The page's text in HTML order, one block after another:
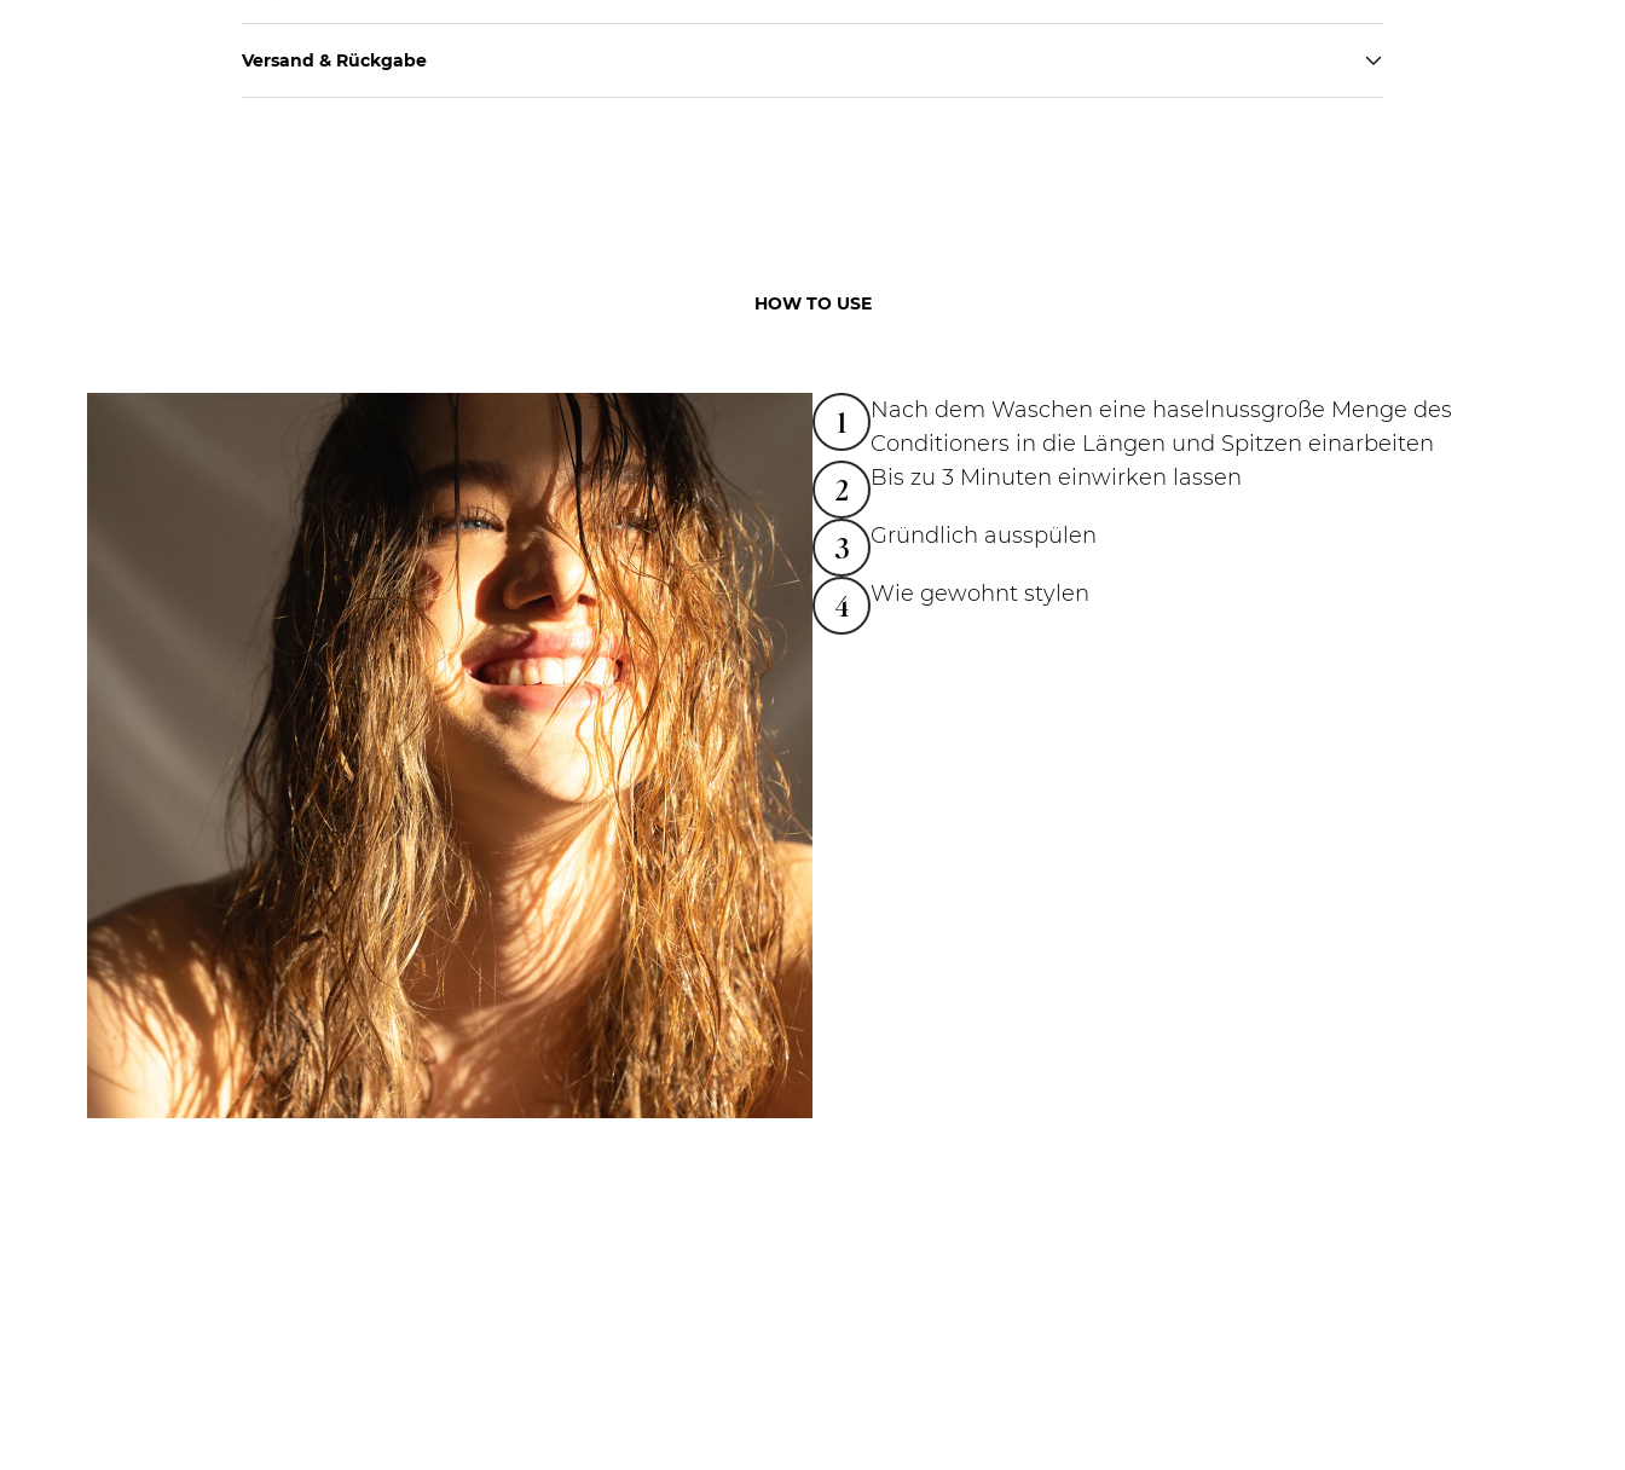
Versand & Rückgabe
HOW TO USE
1
Nach dem Waschen eine haselnussgroße Menge des
Conditioners in die Längen und Spitzen einarbeiten
2 Bis zu 3 Minuten einwirken lassen
3 Gründlich ausspülen
4 Wie gewohnt stylen